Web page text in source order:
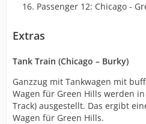
Passenger 12: Chicago -
Extras
Tank Train (Chicago – Burky)
Ganzzug mit Tankwagen mit
Wagen für Green Hills werden
Track) ausgestellt. Das ergibt
Wagen für Green Hills.